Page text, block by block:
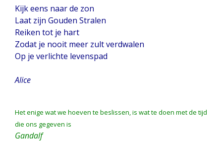
Kijk eens naar de zon
Laat zijn Gouden Stralen
Reiken tot je hart
Zodat je nooit meer zult verdwalen
Op je verlichte levenspad
Alice
Het enige wat we hoeven te beslissen, is wat te doen met de tijd
die ons gegeven is
Gandalf